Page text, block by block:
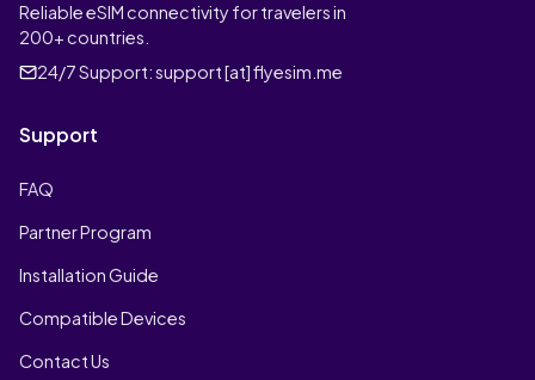
Reliable eSIM connectivity for travelers in
200+ countries.
24/7 Support:support [at] flyesim.me
Support
FAQ
Partner Program
Installation Guide
Compatible Devices
Contact Us